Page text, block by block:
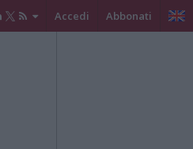
Accedi Abbonati